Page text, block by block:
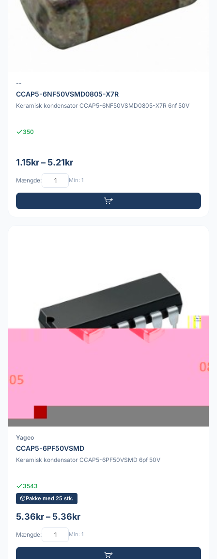
--
CCAP5-6NF50VSMD0805-X7R
Keramisk kondensator CCAP5-6NF50VSMD0805-X7R 6nf 50V
350
1.15kr – 5.21kr
Mængde: Min: 1
Yageo
CCAP5-6PF50VSMD
Keramisk kondensator CCAP5-6PF50VSMD 6pf 50V
3543
Pakke med 25 stk.
5.36kr – 5.36kr
Mængde: Min: 1